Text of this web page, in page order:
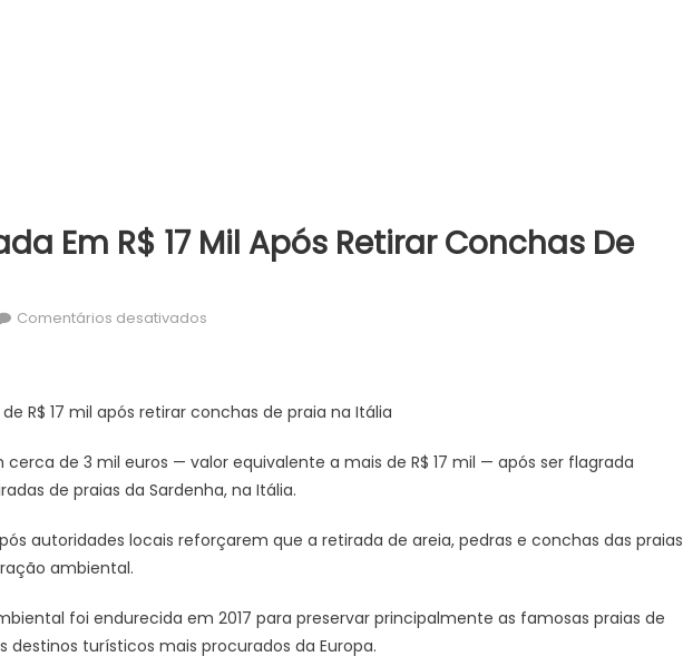
Em R$ 17 Mil Após Retirar Conchas De
Comentários desativados
em
17
mil
retirar
praia
R$ 17 mil após retirar conchas de praia na Itália
de 3 mil euros — valor equivalente a mais de R$ 17 mil — após ser flagrada
de praias da Sardenha, na Itália.
autoridades locais reforçarem que a retirada de areia, pedras e conchas das praias
ambiental.
foi endurecida em 2017 para preservar principalmente as famosas praias de
destinos turísticos mais procurados da Europa.